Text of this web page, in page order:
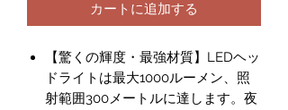
カートに追加する
【驚くの輝度・最強材質】LEDヘッ
ドライトは最大1000ルーメン、照
射範囲300メートルに達します。夜